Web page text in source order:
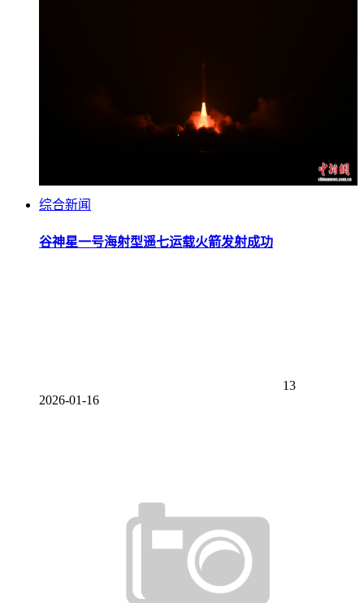
综合新闻
谷神星一号海射型遥七运载火箭发射成功
13
2026-01-16